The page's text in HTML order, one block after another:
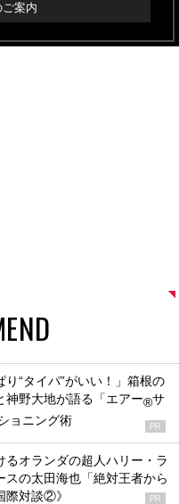
案内
り“タイパ”がいい！」箱根の
神野大地が語る「エアー®サ
ョニング術 PR
るオランダの超人ハリー・ラ
スの太田海也「絶対王者から
際対談②》
PR